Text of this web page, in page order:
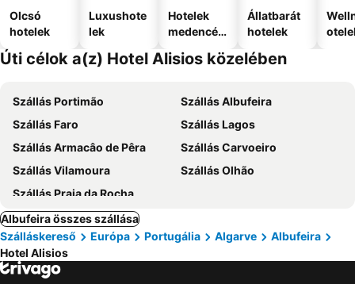
Olcsó
hotelek
Luxushote
lek
Hotelek
medencév
Állatbarát
hotelek
Úti célok a(z) Hotel Alisios közelében
Szállás Portimão
Szállás Albufeira
Szállás Faro
Szállás Lagos
Szállás Armacâo de Pêra
Szállás Carvoeiro
Szállás Vilamoura
Szállás Olhão
Szállás Praia da Rocha
Albufeira összes szállása
Szálláskereső
Európa Portugália Algarve
Albufeira
Hotel Alisios